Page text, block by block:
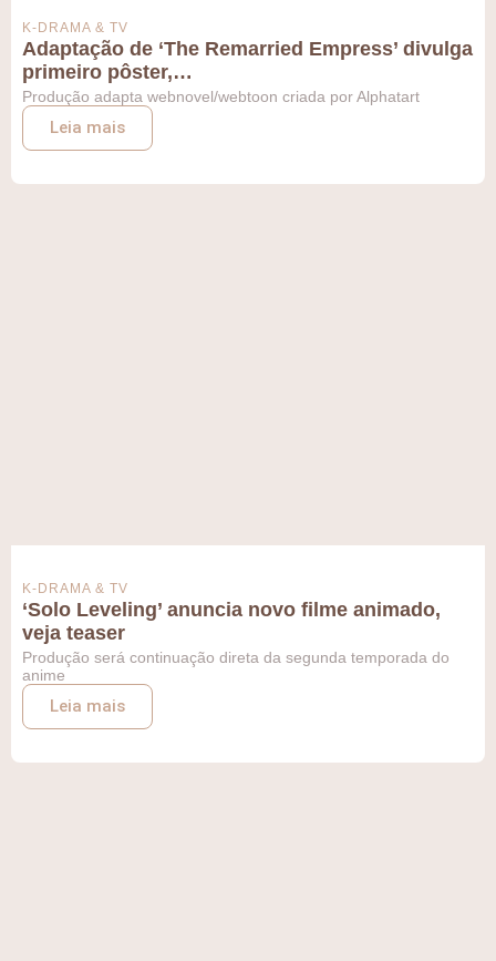
K-DRAMA & TV
Adaptação de ‘The Remarried Empress’ divulga
primeiro pôster,…
Produção adapta webnovel/webtoon criada por Alphatart
Leia mais
K-DRAMA & TV
‘Solo Leveling’ anuncia novo filme animado,
veja teaser
Produção será continuação direta da segunda temporada do
anime
Leia mais